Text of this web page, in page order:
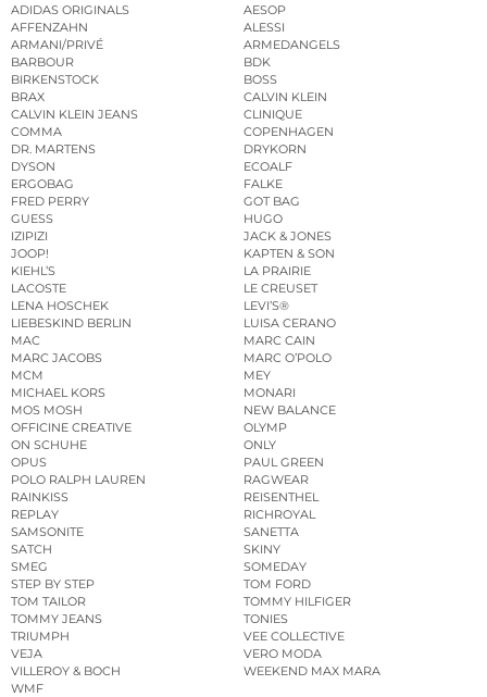
ADIDAS ORIGINALS
AESOP
AFFENZAHN
ALESSI
ARMANI/PRIVÉ
ARMEDANGELS
BARBOUR
BDK
BIRKENSTOCK
BOSS
BRAX
CALVIN KLEIN
CALVIN KLEIN JEANS
CLINIQUE
COMMA
COPENHAGEN
DR. MARTENS
DRYKORN
DYSON
ECOALF
ERGOBAG
FALKE
FRED PERRY
GOT BAG
GUESS
HUGO
IZIPIZI
JACK & JONES
JOOP!
KAPTEN & SON
KIEHL’S
LA PRAIRIE
LACOSTE
LE CREUSET
LENA HOSCHEK
LEVI’S®
LIEBESKIND BERLIN
LUISA CERANO
MAC
MARC CAIN
MARC JACOBS
MARC O’POLO
MCM
MEY
MICHAEL KORS
MONARI
MOS MOSH
NEW BALANCE
OFFICINE CREATIVE
OLYMP
ON SCHUHE
ONLY
OPUS
PAUL GREEN
POLO RALPH LAUREN
RAGWEAR
RAINKISS
REISENTHEL
REPLAY
RICHROYAL
SAMSONITE
SANETTA
SATCH
SKINY
SMEG
SOMEDAY
STEP BY STEP
TOM FORD
TOM TAILOR
TOMMY HILFIGER
TOMMY JEANS
TONIES
TRIUMPH
VEE COLLECTIVE
VEJA
VERO MODA
VILLEROY & BOCH
WEEKEND MAX MARA
WMF